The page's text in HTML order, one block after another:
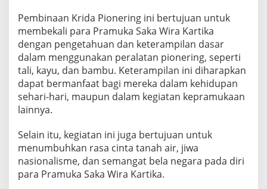
e
r
i
n
g
K
e
p
a
P
r
a
m
u
Pembinaan Krida Pionering ini bertujuan untuk
membekali para Pramuka Saka Wira Kartika
dengan pengetahuan dan keterampilan dasar
dalam menggunakan peralatan pionering, seperti
tali, kayu, dan bambu. Keterampilan ini diharapkan
dapat bermanfaat bagi mereka dalam kehidupan
sehari-hari, maupun dalam kegiatan kepramukaan
lainnya.
Selain itu, kegiatan ini juga bertujuan untuk
menumbuhkan rasa cinta tanah air, jiwa
nasionalisme, dan semangat bela negara pada diri
para Pramuka Saka Wira Kartika.